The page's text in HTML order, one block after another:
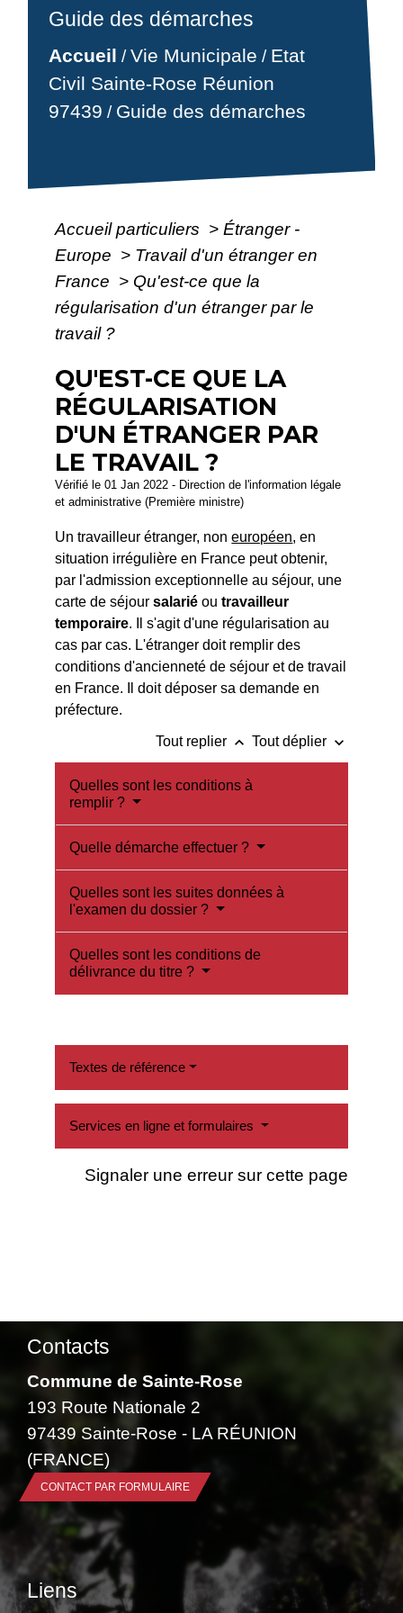
Guide des démarches
Accueil /Vie Municipale / Etat
Civil Sainte-Rose Réunion
97439 / Guide des démarches
Accueil particuliers > Étranger -
Europe > Travail d'un étranger en
France > Qu'est-ce que la
régularisation d'un étranger par le
travail ?
QU'EST-CE QUE LA
RÉGULARISATION
D'UN ÉTRANGER PAR
LE TRAVAIL ?
Vérifié le 01 Jan 2022 - Direction de l'information légale
et administrative (Première ministre)
Un travailleur étranger, noneuropéen, en
situation irrégulière en France peut obtenir,
par l'admission exceptionnelle au séjour, une
carte de séjoursalarié outravailleur
temporaire. Il s'agit d'une régularisation au
cas par cas. L'étranger doit remplir des
conditions d'ancienneté de séjour et de travail
en France. Il doit déposer sa demande en
préfecture.
Tout replier keyboard_arrow_up Tout déplier keyboard_arrow_down
Quelles sont les conditions à
remplir ?
Quelle démarche effectuer ?
Quelles sont les suites données à
l'examen du dossier ?
Quelles sont les conditions de
délivrance du titre ?
Textes de référence
Services en ligne et formulaires
Signaler une erreur sur cette page
Contacts
Commune de Sainte-Rose
193 Route Nationale 2
97439 Sainte-Rose - LA RÉUNION
(FRANCE)
CONTACT PAR FORMULAIRE
Liens